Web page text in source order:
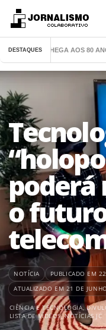
DESTAQUES
LIVROS CHEGA AOS 80
poderá
o
NOTÍCIA
PUBLICADO EM
ATUALIZADO EM 21 DE
CIÊNCIA E TECNOLOGIA,
LISTA DE VÍDEOS,NOTÍCIAS JC